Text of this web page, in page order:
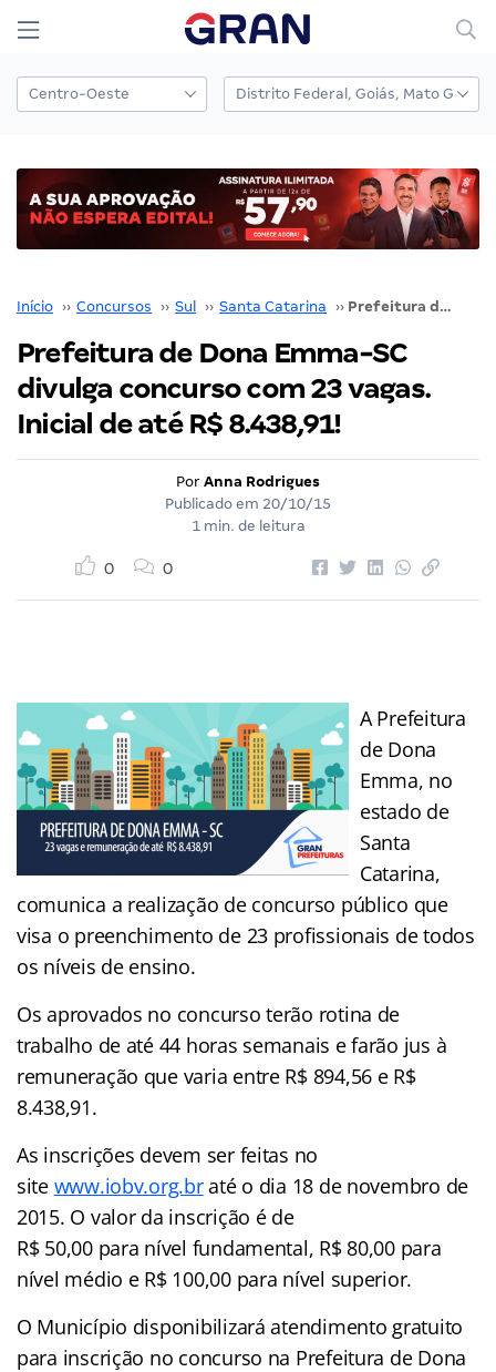
Início ›› Concursos ›› Sul ›› Santa Catarina ›› Prefeitura de Dona Emma-SC divulga concurso com 23 vagas. Inicial de até R$ 8.438,91!
Prefeitura de Dona Emma-SC
divulga concurso com 23 vagas.
Inicial de até R$ 8.438,91!
Por Anna Rodrigues
Publicado em 20/10/15
1 min. de leitura
0 0
A Prefeitura
de Dona
Emma, no
estado de
Santa
Catarina,
comunica a realização de concurso público que
visa o preenchimento de 23 profissionais de todos
os níveis de ensino.
Os aprovados no concurso terão rotina de
trabalho de até 44 horas semanais e farão jus à
remuneração que varia entre R$ 894,56 e R$
8.438,91.
As inscrições devem ser feitas no
site www.iobv.org.braté o dia 18 de novembro de
2015. O valor da inscrição é de
R$ 50,00 para nível fundamental, R$ 80,00 para
nível médio e R$ 100,00 para nível superior.
O Município disponibilizará atendimento gratuito
para inscrição no concurso na Prefeitura de Dona